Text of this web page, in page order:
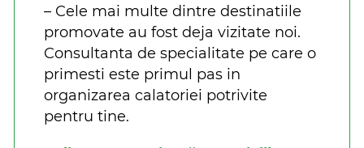
– Cele mai multe dintre destinatiile
promovate au fost deja vizitate noi.
Consultanta de specialitate pe care o
primesti este primul pas in
organizarea calatoriei potrivite
pentru tine.